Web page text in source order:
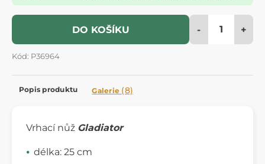
DO KOŠÍKU - +
Kód: P36964
Popis produktu Galerie (8)
Vrhací nůž Gladiator
délka: 25 cm